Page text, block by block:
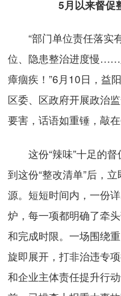
5月以来督促
“部门单位责任落实
位、隐患整治进度慢……
瘴痼疾！”6月10日，益
区委、区政府开展政治
要害，话语如重锤，敲
这份“辣味”十足的督
到这份“整改清单”后，
源。短短时间内，一份
炉，每一项都明确了牵
和完成时限。一场围绕
旋即展开，打非治违专
和企业主体责任提升行